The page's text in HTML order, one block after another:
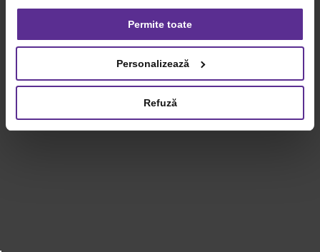
consimțământul oricând, făcând click pe linkul către
setările dvs. de cookie-uri.
privind utilizarea modulelor cookie.Detalii
Permite toate
Personalizează
Refuză